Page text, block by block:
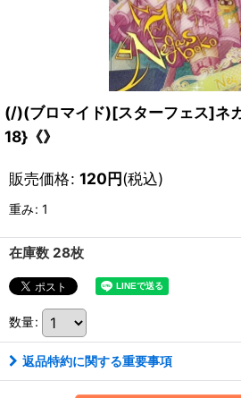
(/)(ブロマイド)[スターフェス]ネ
18}《》
販売価格: 120円(税込)
重み: 1
在庫数 28枚
数量:
返品特約に関する重要事項